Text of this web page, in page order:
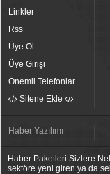
Linkler
Rss
Üye Ol
Üye Girişi
Önemli Telefonlar
Sitene Ekle
Haber Yazılımı
Haber Paketleri Sizlere
sektöre yeni giren ya da